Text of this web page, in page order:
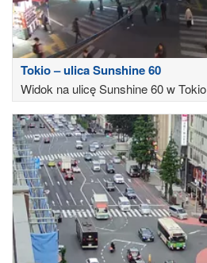
Tokio – ulica Sunshine 60
Widok na ulicę Sunshine 60 w Tokio